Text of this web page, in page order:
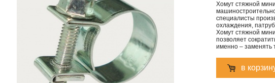
Хомут стяжной
специалисты
охлаждения,
Хомут стяжной
позволяет
именно – заменять
в